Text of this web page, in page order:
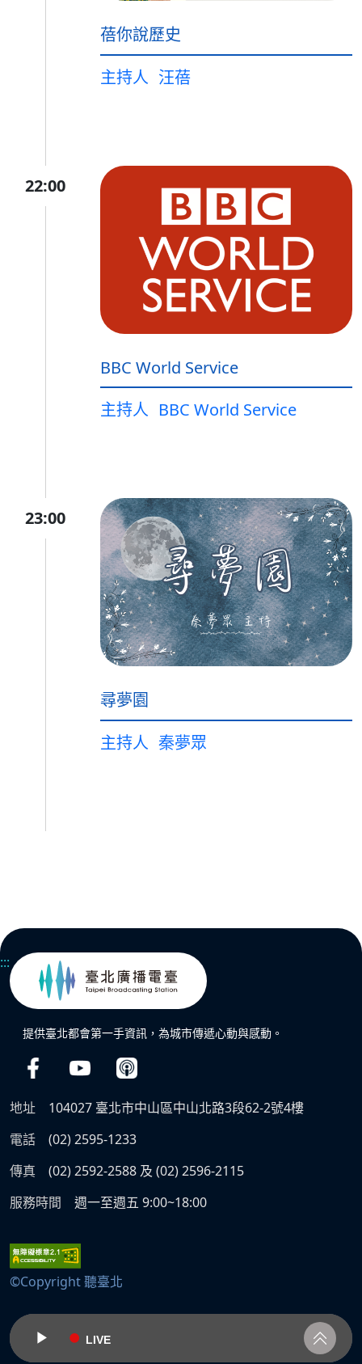
蓓你說歷史
主持人 汪蓓
22:00
BBC World Service
主持人 BBC World Service
23:00
尋夢園
主持人 秦夢眾
:::
提供臺北都會第一手資訊，為城市傳遞心動與感動。
地址
104027 臺北市中山區中山北路3段62-2號4樓
電話
(02) 2595-1233
傳真
(02) 2592-2588 及 (02) 2596-2115
服務時間
週一至週五 9:00~18:00
©Copyright 聽臺北